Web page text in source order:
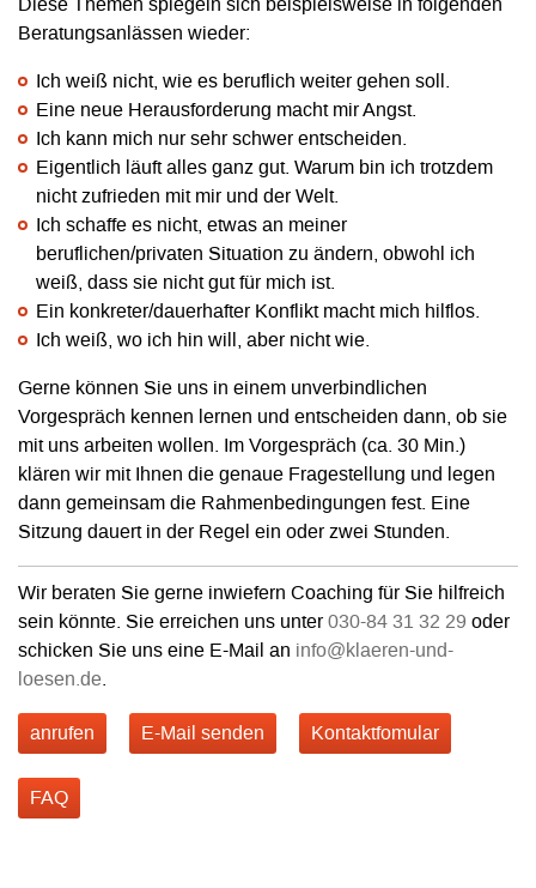
Beratungsanlässen wieder:
Ich weiß nicht, wie es beruflich weiter gehen soll.
Eine neue Herausforderung macht mir Angst.
Ich kann mich nur sehr schwer entscheiden.
Eigentlich läuft alles ganz gut. Warum bin ich trotzdem
nicht zufrieden mit mir und der Welt.
Ich schaffe es nicht, etwas an meiner
beruflichen/privaten Situation zu ändern, obwohl ich
weiß, dass sie nicht gut für mich ist.
Ein konkreter/dauerhafter Konflikt macht mich hilflos.
Ich weiß, wo ich hin will, aber nicht wie.
Gerne können Sie uns in einem unverbindlichen
Vorgespräch kennen lernen und entscheiden dann, ob sie
mit uns arbeiten wollen. Im Vorgespräch (ca. 30 Min.)
klären wir mit Ihnen die genaue Fragestellung und legen
dann gemeinsam die Rahmenbedingungen fest. Eine
Sitzung dauert in der Regel ein oder zwei Stunden.
Wir beraten Sie gerne inwiefern Coaching für Sie hilfreich
sein könnte. Sie erreichen uns unter030-84 31 32 29 oder
schicken Sie uns eine E-Mail an info@klaeren-und-
loesen.de.
anrufen E-Mail senden Kontaktfomular
FAQ